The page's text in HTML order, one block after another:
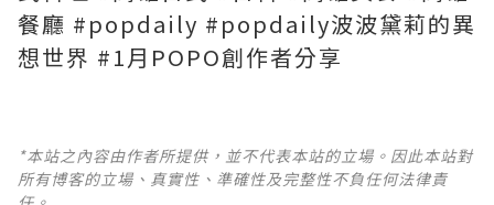
餐廳 #popdaily #popdaily波波黛莉的異
想世界 #1月POPO創作者分享
*本站之內容由作者所提供，並不代表本站的立場。因此本站對
所有博客的立場、真實性、準確性及完整性不負任何法律責